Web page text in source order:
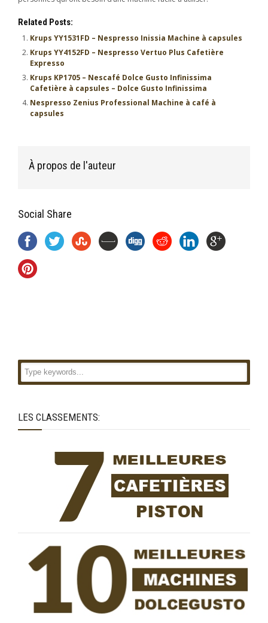
Related Posts:
Krups YY1531FD – Nespresso Inissia Machine à capsules
Krups YY4152FD – Nespresso Vertuo Plus Cafetière
Expresso
Krups KP1705 – Nescafé Dolce Gusto Infinissima
Cafetière à capsules – Dolce Gusto Infinissima
Nespresso Zenius Professional Machine à café à
capsules
À propos de l'auteur
Social Share
LES CLASSEMENTS: